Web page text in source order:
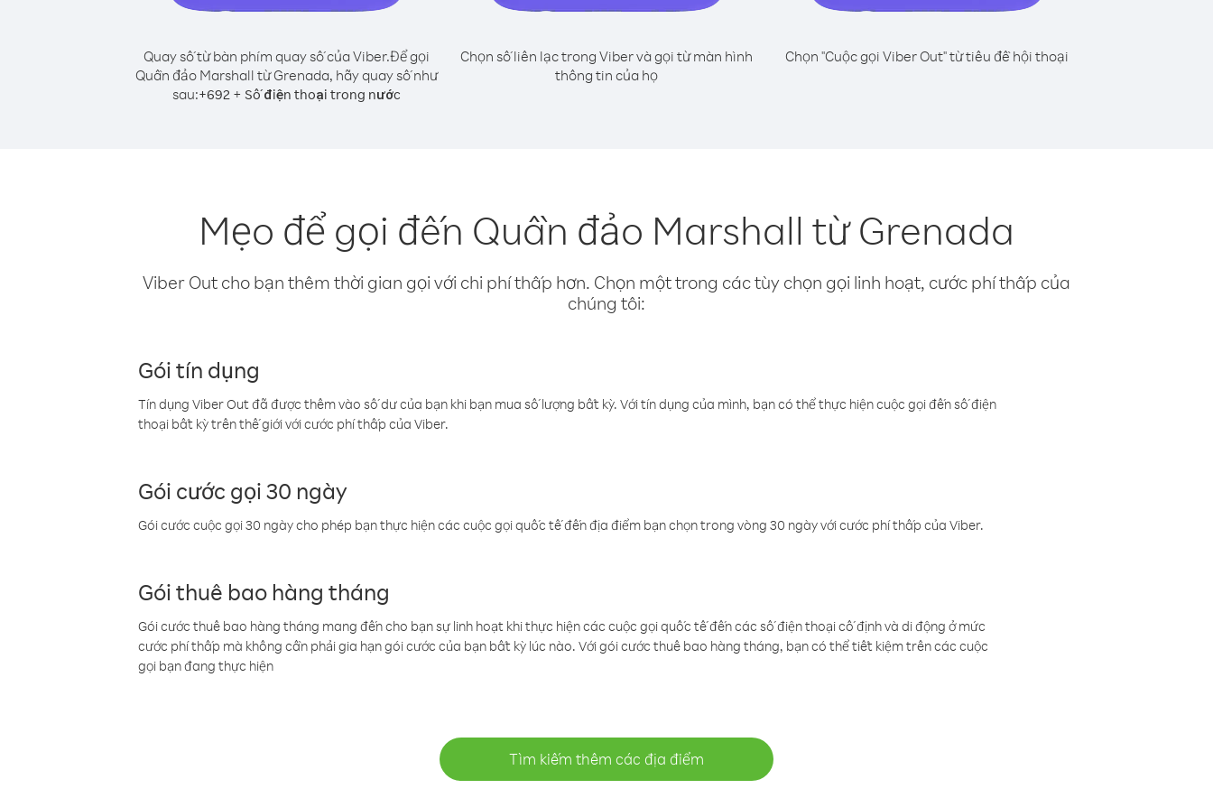
Quay số từ bàn phím quay số của Viber.Để gọi
Quần đảo Marshall từ Grenada, hãy quay số như
sau:+692+ Số điện thoại trong nước
Chọn số liên lạc trong Viber và gọi từ màn hình
thông tin của họ
Chọn "Cuộc gọi Viber Out" từ tiêu đề hội thoại
Mẹo để gọi đến Quần đảo Marshall từ Grenada
Viber Out cho bạn thêm thời gian gọi với chi phí thấp hơn. Chọn một trong các tùy chọn gọi linh hoạt, cước phí thấp của
chúng tôi:
Gói tín dụng
Tín dụng Viber Out đã được thêm vào số dư của bạn khi bạn mua số lượng bất kỳ. Với tín dụng của mình, bạn có thể thực hiện cuộc gọi đến số điện
thoại bất kỳ trên thế giới với cước phí thấp của Viber.
Gói cước gọi 30 ngày
Gói cước cuộc gọi 30 ngày cho phép bạn thực hiện các cuộc gọi quốc tế đến địa điểm bạn chọn trong vòng 30 ngày với cước phí thấp của Viber.
Gói thuê bao hàng tháng
Gói cước thuê bao hàng tháng mang đến cho bạn sự linh hoạt khi thực hiện các cuộc gọi quốc tế đến các số điện thoại cố định và di động ở mức
cước phí thấp mà không cần phải gia hạn gói cước của bạn bất kỳ lúc nào. Với gói cước thuê bao hàng tháng, bạn có thể tiết kiệm trên các cuộc
gọi bạn đang thực hiện
Tìm kiếm thêm các địa điểm